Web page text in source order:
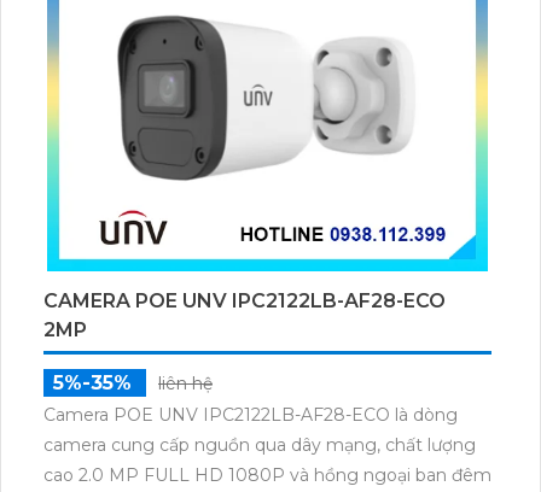
CAMERA POE UNV IPC2122LB-AF28-ECO
2MP
5%-35%
liên hệ
Camera POE UNV IPC2122LB-AF28-ECO là dòng
camera cung cấp nguồn qua dây mạng, chất lượng
cao 2.0 MP FULL HD 1080P và hồng ngoại ban đêm